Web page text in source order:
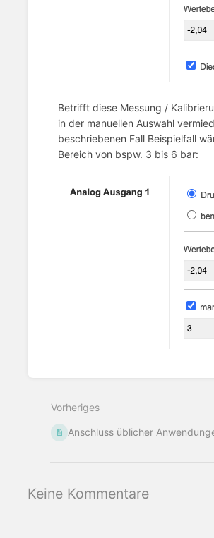
Betrifft diese Messung /
in der manuellen Auswahl
beschriebenen Fall Beispielfall
Bereich von bspw. 3 bis 6 bar:
Vorheriges
Anschluss üblicher
Keine Kommentare